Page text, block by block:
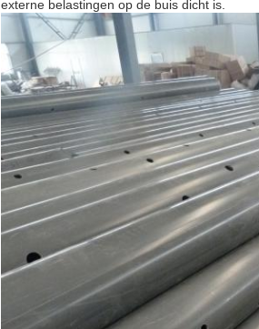
externe belastingen op de buis dicht is.